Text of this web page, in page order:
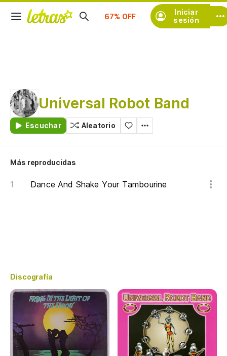
Iniciar
sesión
Suscríbete
Universal Robot Band
Escuchar Aleatorio
Más reproducidas
Dance And Shake Your Tambourine
Discografía